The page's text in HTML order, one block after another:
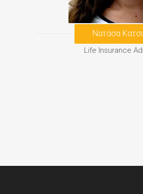
Νατάσα
Life Insurance